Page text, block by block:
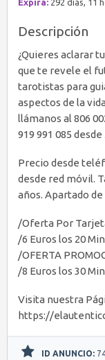
Expira: 292 días, 11
Descripción
¿Quieres aclarar
que te revele el
tarotistas para
aspectos de la
llámanos al 806
919 991 085
Precio desde
desde red móvil.
años. Apartado
/Oferta Por
/6 Euros los 20
/OFERTA
/8 Euros los 30
Visita nuestra
https://
ID ANUNCIO: